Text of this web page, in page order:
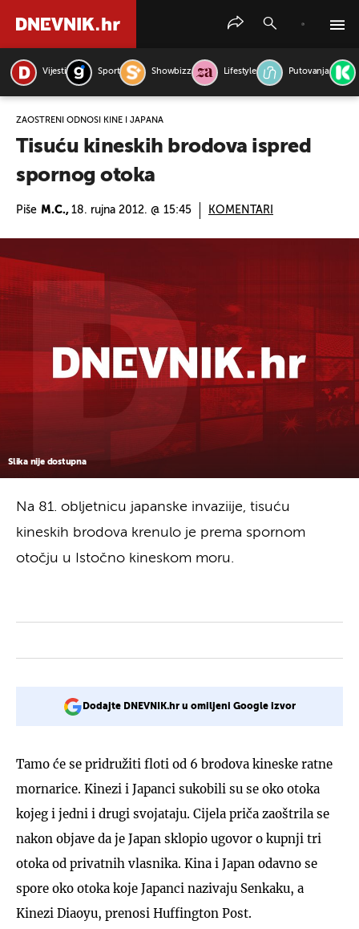
Vijesti Sport Showbizz Lifestyle Putovanja
ZAOŠTRENI ODNOSI KINE I JAPANA
Tisuću kineskih brodova ispred
spornog otoka
Piše M.C., 18. rujna 2012. @ 15:45 KOMENTARI
Slika nije dostupna
Na 81. obljetnicu japanske invaziije, tisuću
kineskih brodova krenulo je prema spornom
otočju u Istočno kineskom moru.
Dodajte DNEVNIK.hr u omiljeni Google izvor
Tamo će se pridružiti floti od 6 brodova kineske ratne
mornarice. Kinezi i Japanci sukobili su se oko otoka
kojeg i jedni i drugi svojataju. Cijela priča zaoštrila se
nakon objave da je Japan sklopio ugovor o kupnji tri
otoka od privatnih vlasnika. Kina i Japan odavno se
spore oko otoka koje Japanci nazivaju Senkaku, a
Kinezi Diaoyu, prenosi Huffington Post.
PRETRAŽITE VIJESTI